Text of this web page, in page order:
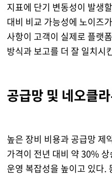
지표에 단기 변동성이 발생
대비 비교 가능성에 노이즈
사항이 고객이 실제로 플랫
방식과 보고를 더 잘 일치시
공급망 및 네오클
높은 장비 비용과 공급망 제
가격이 전년 대비 약 30%
운영 복잡성을 높이고 있다.